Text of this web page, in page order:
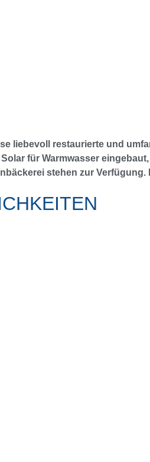
liebevoll restaurierte und
für Warmwasser
stehen zur Verfügung.